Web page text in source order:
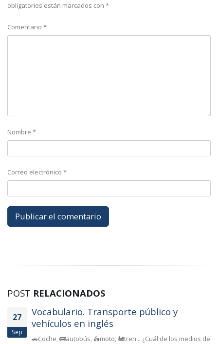
obligatorios están marcados con *
Comentario *
Nombre *
Correo electrónico *
POST RELACIONADOS
27
Sep
Vocabulario. Transporte público y
vehículos en inglés
🚗Coche, 🚌autobús, 🛵moto, 🚂tren... ¿Cuál de los medios de